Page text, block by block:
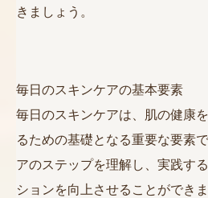
きましょう。
毎日のスキンケアの基本要素
毎日のスキンケアは、肌の健康
るための基礎となる重要な要素
アのステップを理解し、実践す
ションを向上させることができま